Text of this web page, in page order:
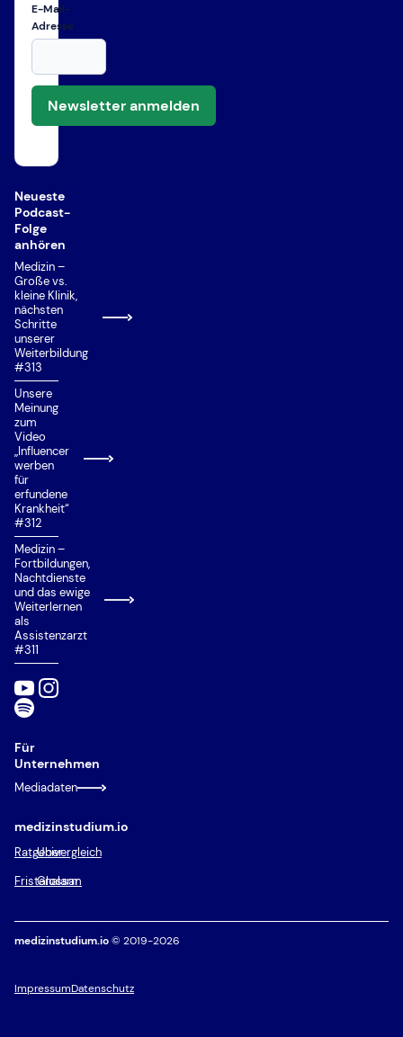
E-Mail-
Adresse
Newsletter anmelden
Neueste
Podcast-
Folge
anhören
Medizin –
Große vs.
kleine Klinik,
nächsten
Schritte
unserer
Weiterbildung
#313
Unsere
Meinung
zum
Video
„Influencer
werben
für
erfundene
Krankheit“
#312
Medizin –
Fortbildungen,
Nachtdienste
und das ewige
Weiterlernen
als
Assistenzarzt
#311
medizinstudium.io
Ratgeber
Univergleich
Fristenalarm
Glossar
Für
Unternehmen
Mediadaten
medizinstudium.io© 2019-2026
ImpressumDatenschutz